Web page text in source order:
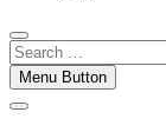
Search
…Menu Button